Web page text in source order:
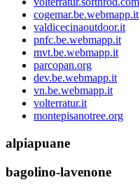
cogemar.be.webmapp.it
valdicecinaoutdoor.it
pnfc.be.webmapp.it
mvt.be.webmapp.it
parcopan.org
dev.be.webmapp.it
vn.be.webmapp.it
volterratur.it
montepisanotree.org
alpiapuane
bagolino-lavenone